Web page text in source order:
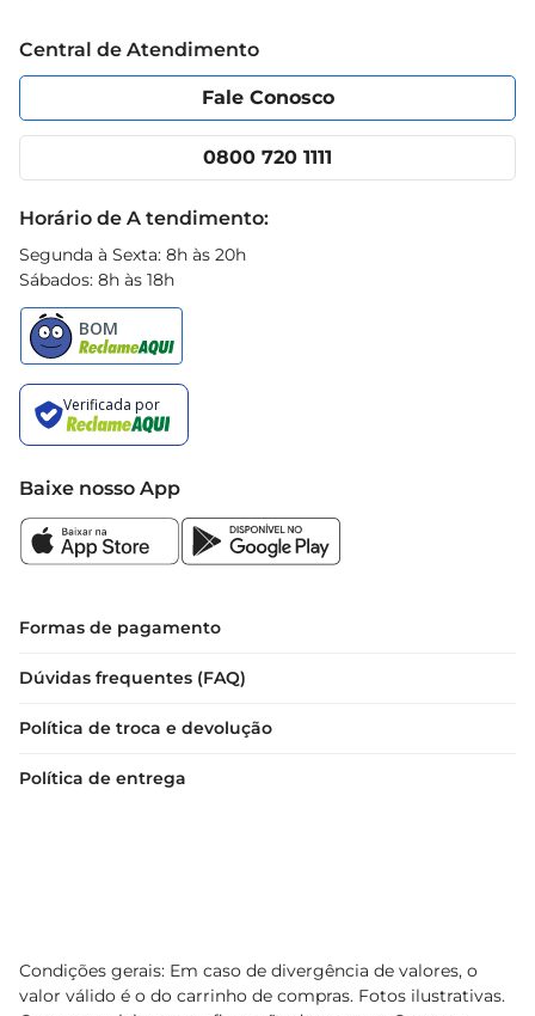
Política de Privacidade
Portal do fornecedor
Cencosud Media
Código de Ética
App Prezunic
Central de Atendimento
Fale Conosco
0800 720 1111
Horário de A tendimento:
Segunda à Sexta: 8h às 20h
Sábados: 8h às 18h
Baixe nosso App
Formas de pagamento
Dúvidas frequentes (FAQ)
Política de troca e devolução
Política de entrega
Condições gerais: Em caso de divergência de valores, o
valor válido é o do carrinho de compras. Fotos ilustrativas.